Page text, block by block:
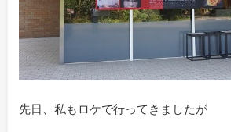
先日、私もロケで行ってきましたが